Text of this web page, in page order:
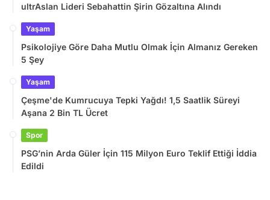
ultrAslan Lideri Sebahattin Şirin Gözaltına Alındı
Yaşam
Psikolojiye Göre Daha Mutlu Olmak İçin Almanız Gereken
5 Şey
Yaşam
Çeşme'de Kumrucuya Tepki Yağdı! 1,5 Saatlik Süreyi
Aşana 2 Bin TL Ücret
Spor
PSG’nin Arda Güler İçin 115 Milyon Euro Teklif Ettiği İddia
Edildi